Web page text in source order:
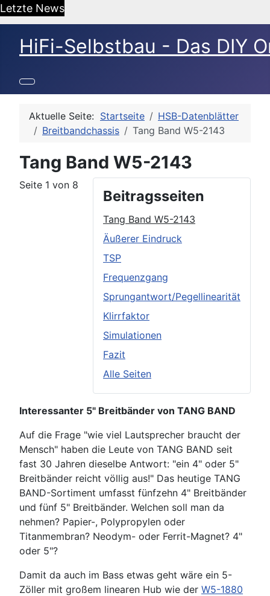
Letzte News
HiFi-Selbstbau - Das DIY
Aktuelle Seite: Startseite
HSB-Datenblätter
Breitbandchassis
Tang Band W5-2143
Tang Band W5-2143
Beitragsseiten
Tang Band W5-2143
Äußerer Eindruck
TSP
Frequenzgang
Sprungantwort/Pegellinearität
Klirrfaktor
Simulationen
Fazit
Alle Seiten
Seite 1 von 8
Interessanter 5" Breitbänder von TANG BAND
Auf die Frage "wie viel Lautsprecher braucht der
Mensch" haben die Leute von TANG BAND seit
fast 30 Jahren dieselbe Antwort: "ein 4" oder 5"
Breitbänder reicht völlig aus!" Das heutige TANG
BAND-Sortiment umfasst fünfzehn 4" Breitbänder
und fünf 5" Breitbänder. Welchen soll man da
nehmen? Papier-, Polypropylen oder
Titanmembran? Neodym- oder Ferrit-Magnet? 4"
oder 5"?
Damit da auch im Bass etwas geht wäre ein 5-
Zöller mit großem linearen Hub wie der W5-1880